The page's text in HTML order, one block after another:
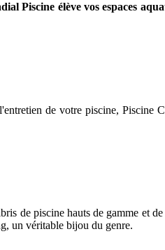
Piscine élève vos espaces
de votre piscine, Piscine
de piscine hauts de gamme et
un véritable bijou du genre.